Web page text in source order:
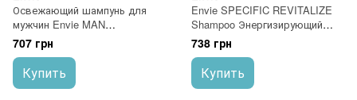
Освежающий шампунь для
мужчин Envie MAN
ENERGIZING Shampoo 250 мл
707 грн
Купить
Envie SPECIFIC REVITALIZE
Shampoo Энергизирующий
шампунь 250 мл
738 грн
Купить